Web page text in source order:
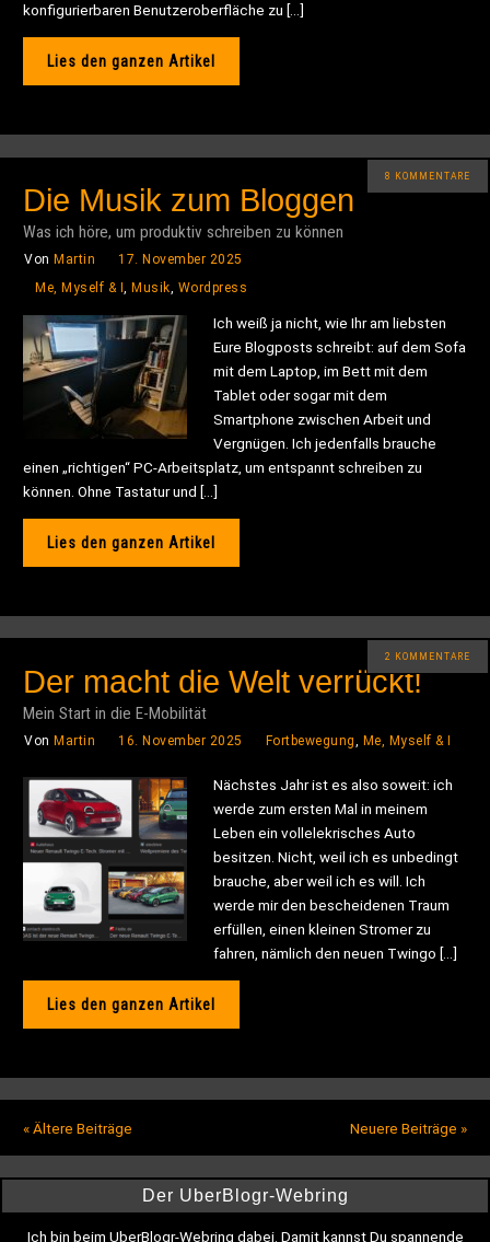
konfigurierbaren Benutzeroberfläche zu […]
Lies den ganzen Artikel
8 KOMMENTARE
Die Musik zum Bloggen
Was ich höre, um produktiv schreiben zu können
Von Martin
17. November 2025
Me, Myself & I, Musik, Wordpress
Ich weiß ja nicht, wie Ihr am liebsten
Eure Blogposts schreibt: auf dem Sofa
mit dem Laptop, im Bett mit dem
Tablet oder sogar mit dem
Smartphone zwischen Arbeit und
Vergnügen. Ich jedenfalls brauche
einen „richtigen“ PC-Arbeitsplatz, um entspannt schreiben zu
können. Ohne Tastatur und […]
Lies den ganzen Artikel
2 KOMMENTARE
Der macht die Welt verrückt!
Mein Start in die E-Mobilität
VonMartin 16. November 2025 Fortbewegung Me, Myself & I
Nächstes Jahr ist es also soweit: ich
werde zum ersten Mal in meinem
Leben ein vollelekrisches Auto
besitzen. Nicht, weil ich es unbedingt
brauche, aber weil ich es will. Ich
werde mir den bescheidenen Traum
erfüllen, einen kleinen Stromer zu
fahren, nämlich den neuen Twingo […]
Lies den ganzen Artikel
«Ältere Beiträge Neuere Beiträge »
Der UberBlogr-Webring
Ich bin beim UberBlogr-Webring dabei. Damit kannst Du spannende